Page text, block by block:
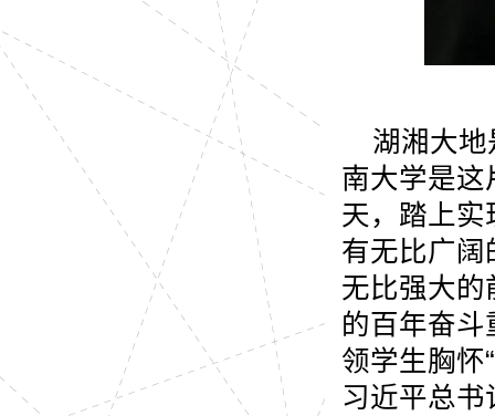
湖湘大
南大学是这
天，踏上实
有无比广阔
无比强大的
的百年奋
领学生胸怀
习近平总